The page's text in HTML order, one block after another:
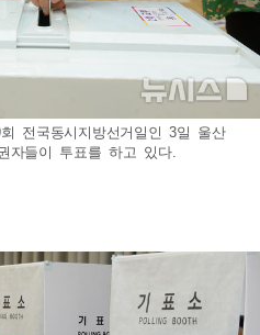
전국동시지방선거일인 3일 울산
자들이 투표를 하고 있다.